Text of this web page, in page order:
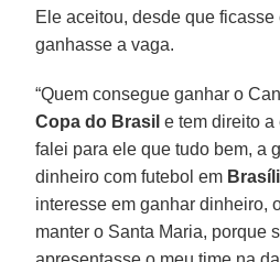
Ele aceitou, desde que
ganhasse a vaga.
“Quem consegue ganhar o
Copa do Brasil e tem direito
falei para ele que tudo bem, a
dinheiro com futebol em
interesse em ganhar dinheiro,
manter o Santa Maria, porque